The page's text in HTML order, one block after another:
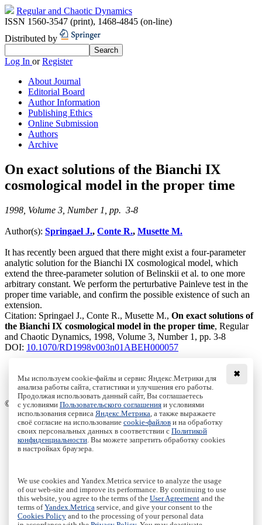
Regular and Chaotic Dynamics
ISSN 1560-3547 (print), 1468-4845 (on-line)
Distributed by
Log In orRegister
About Journal
Editorial Board
Author Information
Publishing Ethics
Online Submission
Authors
Archive
On exact solutions of the Bianchi IX
cosmological model in the proper time
1998, Volume 3, Number 1, pp. 3-8
Author(s): Springael J., Conte R., Musette M.
It has recently been argued that there might exist a four-parameter
analytic solution for the Bianchi IX cosmological model, which
extend the three-parameter solution of Belinskii et al. to one more
arbitrary constant. We perform the perturbative Painleve test in the
proper time variable, and confirm the possible existence of such an
extension.
Citation: Springael J., Conte R., Musette M., On exact solutions of
the Bianchi IX cosmological model in the proper time, Regular
and Chaotic Dynamics, 1998, Volume 3, Number 1, pp. 3-8
DOI: 10.1070/RD1998v003n01ABEH000057
Download File
PDF, 175.57 Kb
© Institute of Computer Science Izhevsk, 2005 - 2026
About Journal
Editorial Board
Author Information
Publishing Ethics
Authors
Archive
Пользовательское соглашение|Terms and conditions
Политика конфиденциальности|Privacy policy
✖
Мы используем cookie-файлы и сервис Яндекс.Метрики для
анализа работы сайта, статистики и улучшения его работы.
Продолжая использовать данный сайт, Вы соглашаетесь
с условиями Пользовательского соглашения и условиями
использования сервиса Яндекс.Метрика , а также выражаете
своё согласие на использование cookie-файлов и на обработку
своих персональных данных в соответствии с Политикой
конфиденциальности . Вы можете запретить обработку cookies
в настройках браузера.
We use cookies and Yandex.Metrica service to analyze the usage
of our web-site and improve its performance. By continuing to use
this website, you agree to the terms of the User Agreement and the
terms ofYandex.Metrica service, and give your consent to the
Cookies Policy and to the processing of your personal data